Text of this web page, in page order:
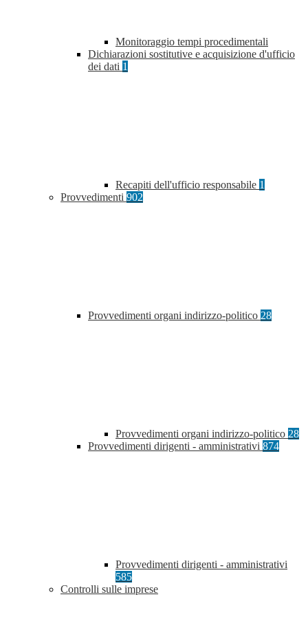
Monitoraggio tempi procedimentali
Dichiarazioni sostitutive e acquisizione d'ufficio
dei dati 1
Recapiti dell'ufficio responsabile 1
Provvedimenti 902
Provvedimenti organi indirizzo-politico 28
Provvedimenti organi indirizzo-politico 28
Provvedimenti dirigenti - amministrativi 874
Provvedimenti dirigenti - amministrativi
585
Controlli sulle imprese